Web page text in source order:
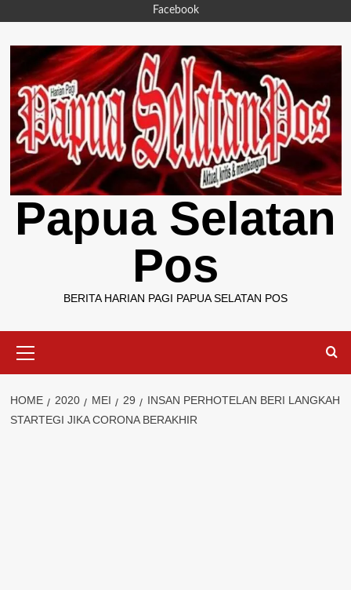
content
Facebook
Papua Selatan
Pos
BERITA HARIAN PAGI PAPUA SELATAN POS
Menu
HOME 2020 MEI 29
INSAN PERHOTELAN BERI LANGKAH
STARTEGI JIKA CORONA BERAKHIR